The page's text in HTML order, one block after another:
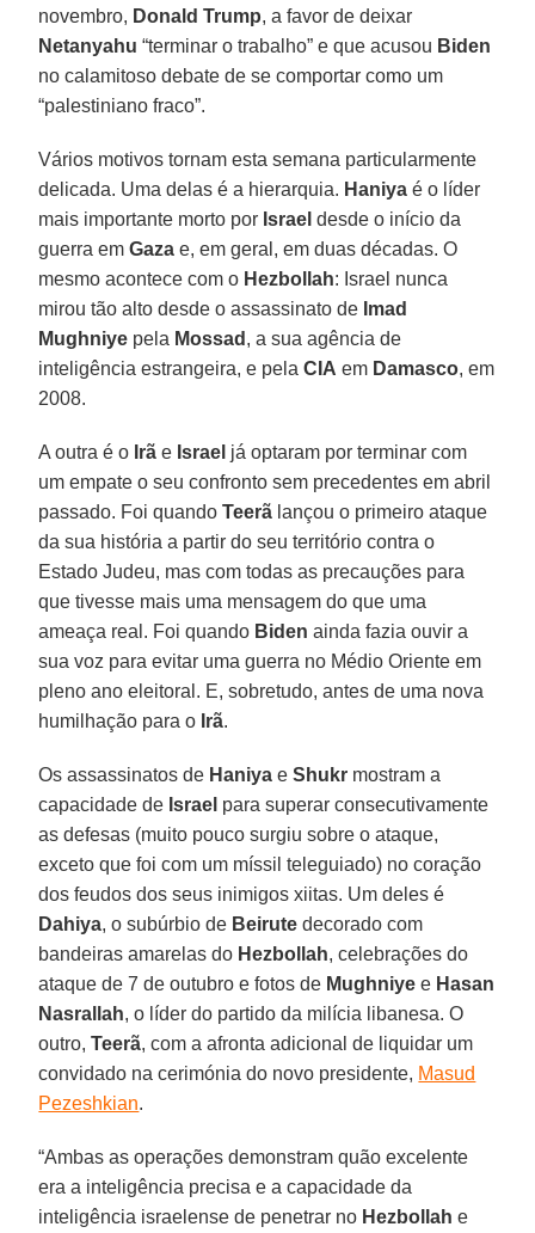
novembro, Donald Trump, a favor de deixar
Netanyahu “terminar o trabalho” e que acusou Biden
no calamitoso debate de se comportar como um
“palestiniano fraco”.
Vários motivos tornam esta semana particularmente
delicada. Uma delas é a hierarquia. Haniya é o líder
mais importante morto por Israel desde o início da
guerra emGaza e, em geral, em duas décadas. O
mesmo acontece com o Hezbollah: Israel nunca
mirou tão alto desde o assassinato de Imad
Mughniye pela Mossad , a sua agência de
inteligência estrangeira, e pelaCIA em Damasco, em
2008.
A outra é o Irã e Israel já optaram por terminar com
um empate o seu confronto sem precedentes em abril
passado. Foi quandoTeerã lançou o primeiro ataque
da sua história a partir do seu território contra o
Estado Judeu, mas com todas as precauções para
que tivesse mais uma mensagem do que uma
ameaça real. Foi quando Biden ainda fazia ouvir a
sua voz para evitar uma guerra no Médio Oriente em
pleno ano eleitoral. E, sobretudo, antes de uma nova
humilhação para o Irã.
Os assassinatos de Haniya eShukr mostram a
capacidade de Israel para superar consecutivamente
as defesas (muito pouco surgiu sobre o ataque,
exceto que foi com um míssil teleguiado) no coração
dos feudos dos seus inimigos xiitas. Um deles é
Dahiya, o subúrbio de Beirute decorado com
bandeiras amarelas do Hezbollah, celebrações do
ataque de 7 de outubro e fotos de Mughniye e Hasan
Nasrallah, o líder do partido da milícia libanesa. O
outro,Teerã, com a afronta adicional de liquidar um
convidado na cerimónia do novo presidente, Masud
Pezeshkian.
“Ambas as operações demonstram quão excelente
era a inteligência precisa e a capacidade da
inteligência israelense de penetrar no Hezbollah e